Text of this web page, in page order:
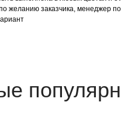
желанию заказчика, менеджер